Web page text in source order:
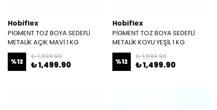
Hobiflex
PİGMENT TOZ BOYA SEDEFLİ
METALİK AÇIK MAVİ 1 KG
%12
₺ 1,699.90
₺ 1,499.90
Hobiflex
PİGMENT TOZ BOYA SEDEFLİ
METALİK KOYU YEŞİL 1 KG
%12
₺ 1,699.90
₺ 1,499.90